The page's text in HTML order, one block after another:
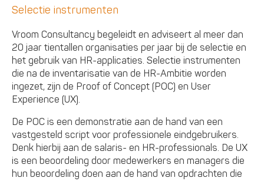
Selectie instrumenten
Vroom Consultancy begeleidt en adviseert al meer dan
20 jaar tientallen organisaties per jaar bij de selectie en
het gebruik van HR-applicaties. Selectie instrumenten
die na de inventarisatie van de HR-Ambitie worden
ingezet, zijn de Proof of Concept (POC) en User
Experience (UX).
De POC is een demonstratie aan de hand van een
vastgesteld script voor professionele eindgebruikers.
Denk hierbij aan de salaris- en HR-professionals. De UX
is een beoordeling door medewerkers en managers die
hun beoordeling doen aan de hand van opdrachten die